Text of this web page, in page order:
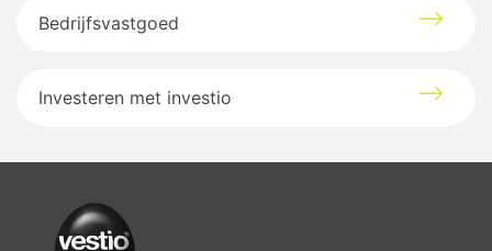
Bedrijfsvastgoed
Investeren met investio